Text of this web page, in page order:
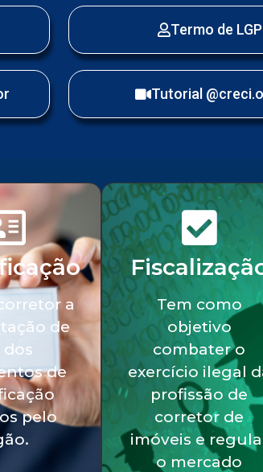
Termo de
Tutorial
a
de
dos
de
pelo
Tem como
objetivo
combater o
exercício ilegal
profissão de
corretor de
imóveis e
o mercado